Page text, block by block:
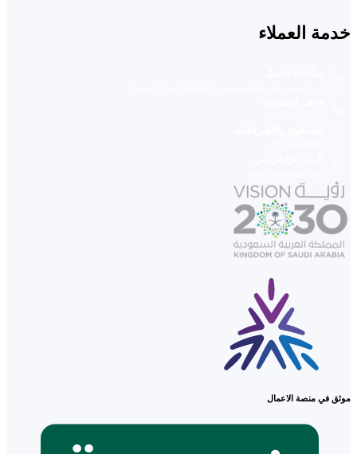
خدمة العملاء
موثق في منصة الاعمال